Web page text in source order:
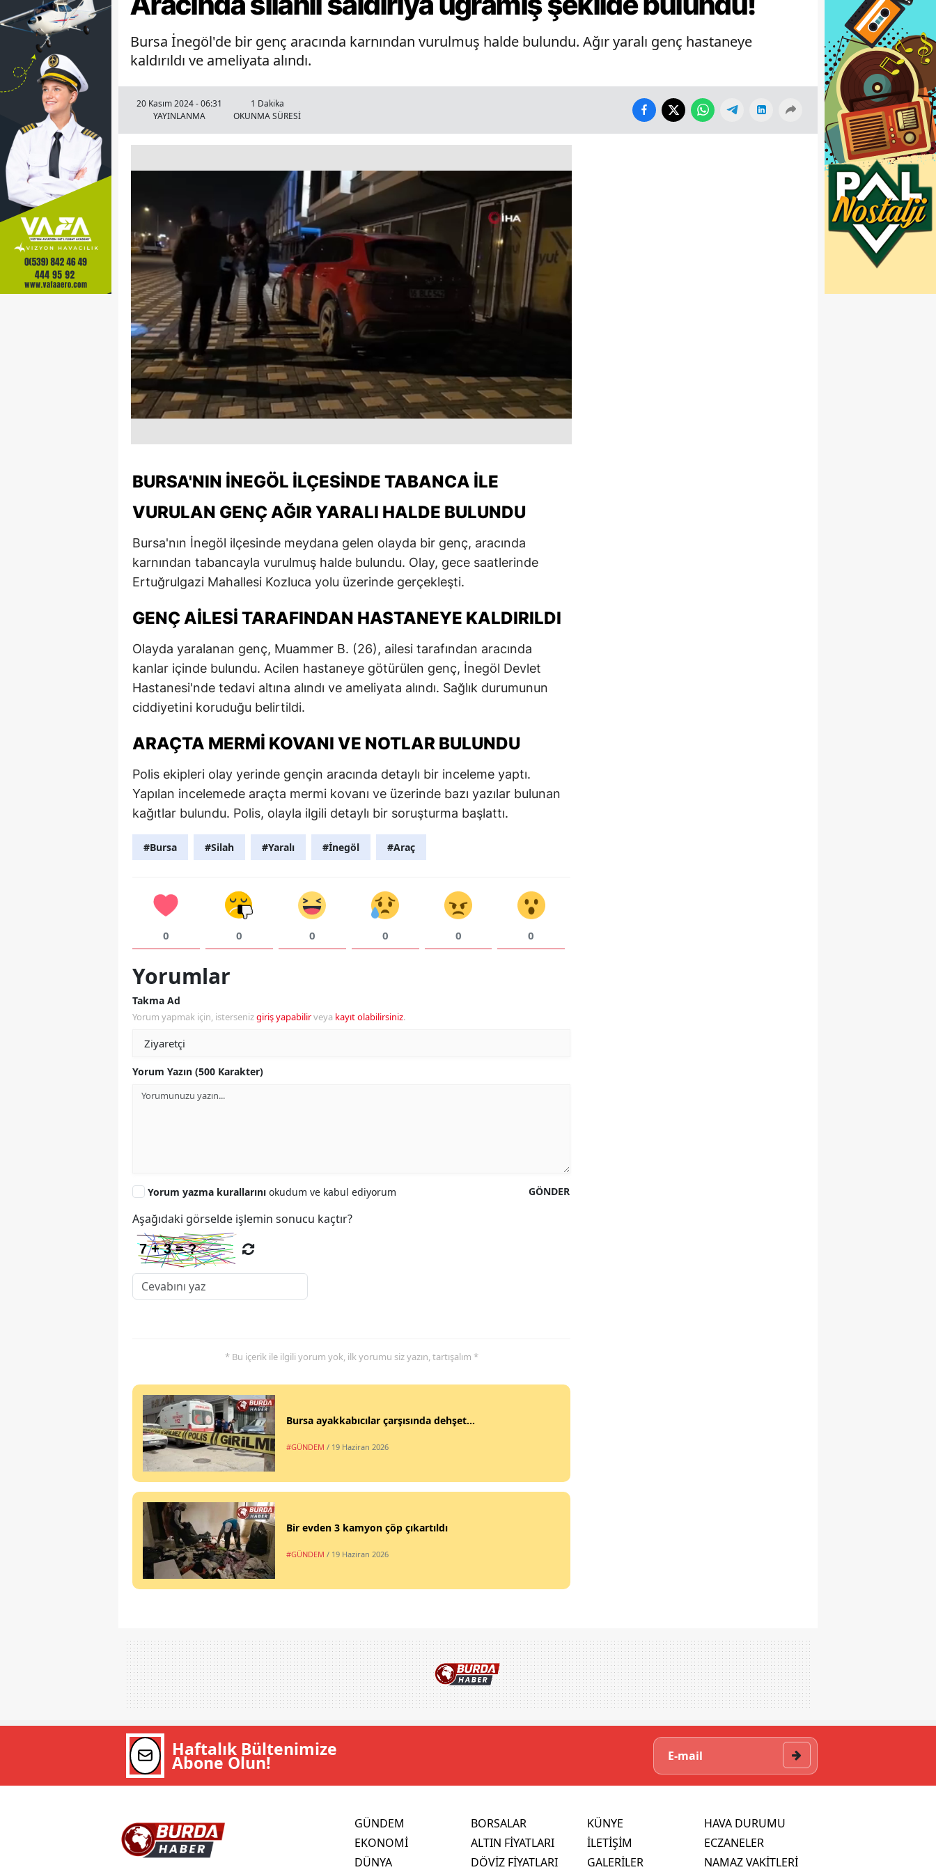
Bursa İnegöl'de bir genç aracında karnından vurulmuş halde bulundu. Ağır yaralı genç hastaneye
kaldırıldı ve ameliyata alındı.
20 Kasım 2024 - 06:31
YAYINLANMA
1 Dakika
OKUNMA SÜRESİ
BURSA'NIN İNEGÖL İLÇESINDE TABANCA İLE
VURULAN GENÇ AĞIR YARALI HALDE BULUNDU
Bursa'nın İnegöl ilçesinde meydana gelen olayda bir genç, aracında
karnından tabancayla vurulmuş halde bulundu. Olay, gece saatlerinde
Ertuğrulgazi Mahallesi Kozluca yolu üzerinde gerçekleşti.
GENÇ AILESI TARAFINDAN HASTANEYE KALDIRILDI
Olayda yaralanan genç, Muammer B. (26), ailesi tarafından aracında
kanlar içinde bulundu. Acilen hastaneye götürülen genç, İnegöl Devlet
Hastanesi'nde tedavi altına alındı ve ameliyata alındı. Sağlık durumunun
ciddiyetini koruduğu belirtildi.
ARAÇTA MERMI KOVANI VE NOTLAR BULUNDU
Polis ekipleri olay yerinde gençin aracında detaylı bir inceleme yaptı.
Yapılan incelemede araçta mermi kovanı ve üzerinde bazı yazılar bulunan
kağıtlar bulundu. Polis, olayla ilgili detaylı bir soruşturma başlattı.
#Bursa #Silah #Yaralı #İnegöl #Araç
0 0 0 0 0 0
Yorumlar
Takma Ad
Yorum yapmak için, istersenizgiriş yapabilirveya kayıt olabilirsiniz.
Yorum Yazın (500 Karakter)
GÖNDER
Yorum yazma kurallarını okudum ve kabul ediyorum
Aşağıdaki görselde işlemin sonucu kaçtır?
* Bu içerik ile ilgili yorum yok, ilk yorumu siz yazın, tartışalım *
Bursa ayakkabıcılar çarşısında dehşet...
#GÜNDEM / 19 Haziran 2026
Bir evden 3 kamyon çöp çıkartıldı
#GÜNDEM / 19 Haziran 2026
Haftalık Bültenimize
Abone Olun!
GÜNDEM
EKONOMİ
DÜNYA
BORSALAR
ALTIN FİYATLARI
DÖVİZ FİYATLARI
KÜNYE
İLETİŞİM
GALERİLER
HAVA DURUMU
ECZANELER
NAMAZ VAKİTLERİ